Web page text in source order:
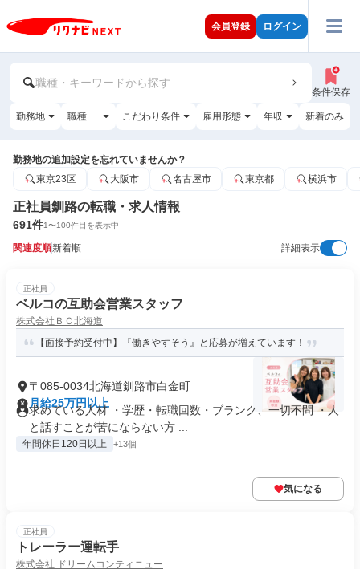
会員登録 ログイン
職種・キーワードから探す
条件保存
勤務地 職種 こだわり条件 雇用形態 年収 新着のみ
勤務地の追加設定を忘れていませんか？
東京23区
大阪市 名古屋市 東京都 横浜市
正社員釧路の転職・求人情報
691件1〜100件目を表示中
関連度順新着順 詳細表示
正社員
ベルコの互助会営業スタッフ
株式会社ＢＣ北海道
【面接予約受付中】『働きやすそう』と応募が増えています！
〒085-0034北海道釧路市白金町
月給25万円以上
求めている人材 ・学歴・転職回数・ブランク、一切不問 ・人
と話すことが苦にならない方 ...
年間休日120日以上 +13個
気になる
正社員
トレーラー運転手
株式会社 ドリームコンティニュー